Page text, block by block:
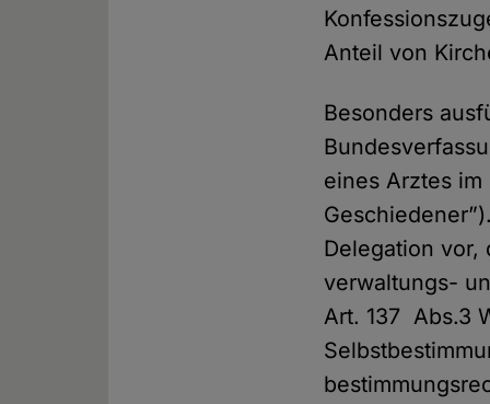
Anteil von
Besonders
eines Arztes
Delegation
verwaltungs-
Art. 137 Abs.3